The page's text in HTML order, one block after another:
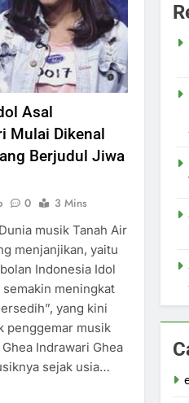
Asal
Mulai Dikenal
Berjudul Jiwa
0
3 Mins
musik Tanah Air
menjanjikan, yaitu
Indonesia Idol
meningkat
yang kini
penggemar musik
Indrawari Ghea
sejak usia…